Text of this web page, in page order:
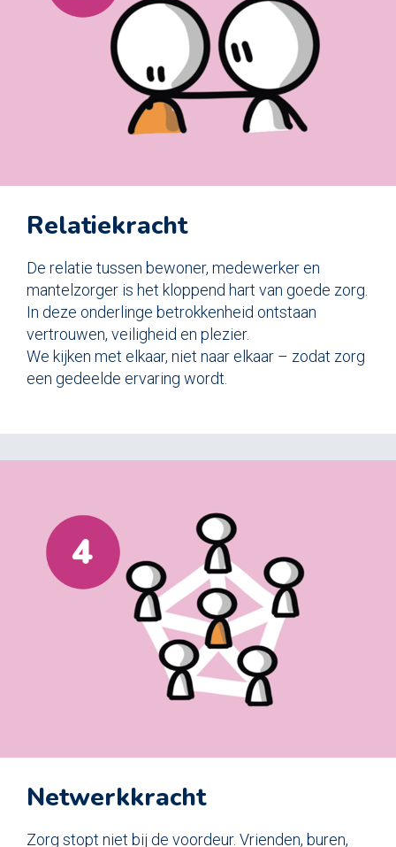
Relatiekracht
De relatie tussen bewoner, medewerker en
mantelzorger is het kloppend hart van goede zorg.
In deze onderlinge betrokkenheid ontstaan
vertrouwen, veiligheid en plezier.
We kijken met elkaar, niet naar elkaar – zodat zorg
een gedeelde ervaring wordt.
Netwerkkracht
Zorg stopt niet bij de voordeur. Vrienden, buren,